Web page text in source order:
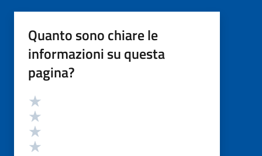
Quanto sono chiare le
informazioni su questa
pagina?
Valutazione